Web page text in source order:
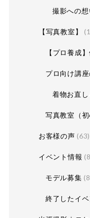
撮影への
【写真教室】
【プロ養成
プロ向け講
着物お直
写真教室（初
お客様の声 (63)
イベント情報
モデル募集
終了したイベ